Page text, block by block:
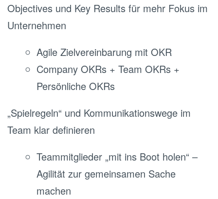
Objectives und Key Results für mehr Fokus im
Unternehmen
Agile Zielvereinbarung mit OKR
Company OKRs + Team OKRs +
Persönliche OKRs
„Spielregeln“ und Kommunikationswege im
Team klar definieren
Teammitglieder „mit ins Boot holen“ –
Agilität zur gemeinsamen Sache
machen